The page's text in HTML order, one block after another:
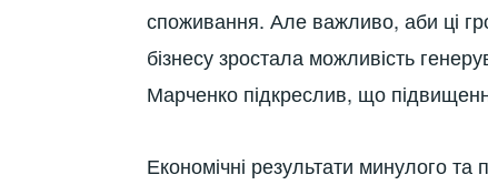
споживання. Але важливо, аби ці
бізнесу зростала можливість
Марченко підкреслив, що
Економічні результати минулого та